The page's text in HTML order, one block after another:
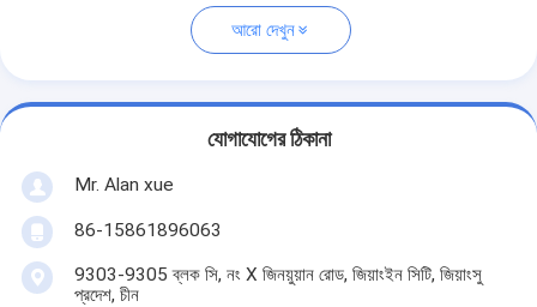
আরো দেখুন
যোগাযোগের ঠিকানা
Mr. Alan xue
86-15861896063
9303-9305 ব্লক সি, নং X জিনয়ুয়ান রোড, জিয়াংইন সিটি, জিয়াংসু
প্রদেশ, চীন